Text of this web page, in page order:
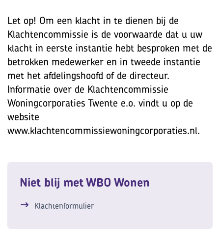
Let op! Om een klacht in te dienen bij de
Klachtencommissie is de voorwaarde dat u uw
klacht in eerste instantie hebt besproken met de
betrokken medewerker en in tweede instantie
met het afdelingshoofd of de directeur.
Informatie over de Klachtencommissie
Woningcorporaties Twente e.o. vindt u op de
website
www.klachtencommissiewoningcorporaties.nl.
Niet blij met WBO Wonen
Klachtenformulier